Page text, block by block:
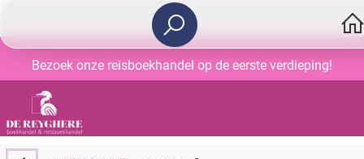
Bezoek onze reisboekhandel op de eerste verdieping!